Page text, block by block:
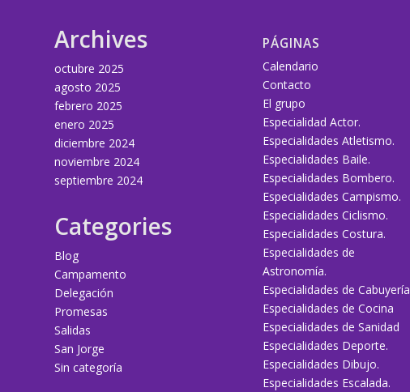
Archives
octubre 2025
agosto 2025
febrero 2025
enero 2025
diciembre 2024
noviembre 2024
septiembre 2024
Categories
Blog
Campamento
Delegación
Promesas
Salidas
San Jorge
Sin categoría
PÁGINAS
Calendario
Contacto
El grupo
Especialidad Actor.
Especialidades Atletismo.
Especialidades Baile.
Especialidades Bombero.
Especialidades Campismo.
Especialidades Ciclismo.
Especialidades Costura.
Especialidades de
Astronomía.
Especialidades de Cabuyería
Especialidades de Cocina
Especialidades de Sanidad
Especialidades Deporte.
Especialidades Dibujo.
Especialidades Escalada.